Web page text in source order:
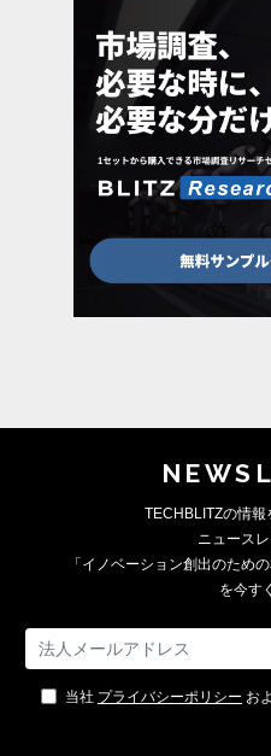
TECHBLITZの情報
ニュース
「イノベーション創出のため
を今す
当社 プライバシーポリシー お